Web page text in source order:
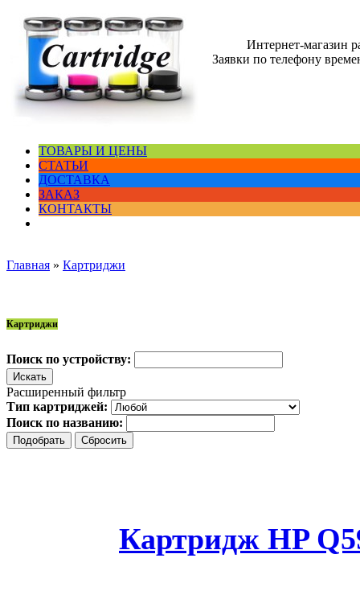
Интернет-магазин
Заявки по телефону
ТОВАРЫ И ЦЕНЫ
СТАТЬИ
ДОСТАВКА
ЗАКАЗ
КОНТАКТЫ
Главная » Картриджи
Картриджи
Поиск по устройству:
Расширенный фильтр
Тип картриджей:
Поиск по названию:
Картридж HP